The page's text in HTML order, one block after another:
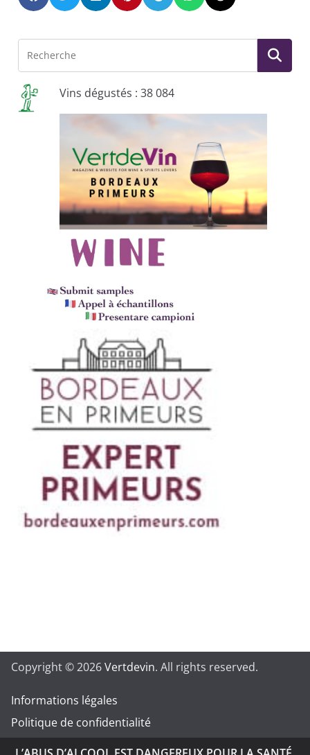
Vins dégustés : 38 084
Copyright © 2026Vertdevin. All rights reserved.
Informations légales
Politique de confidentialité